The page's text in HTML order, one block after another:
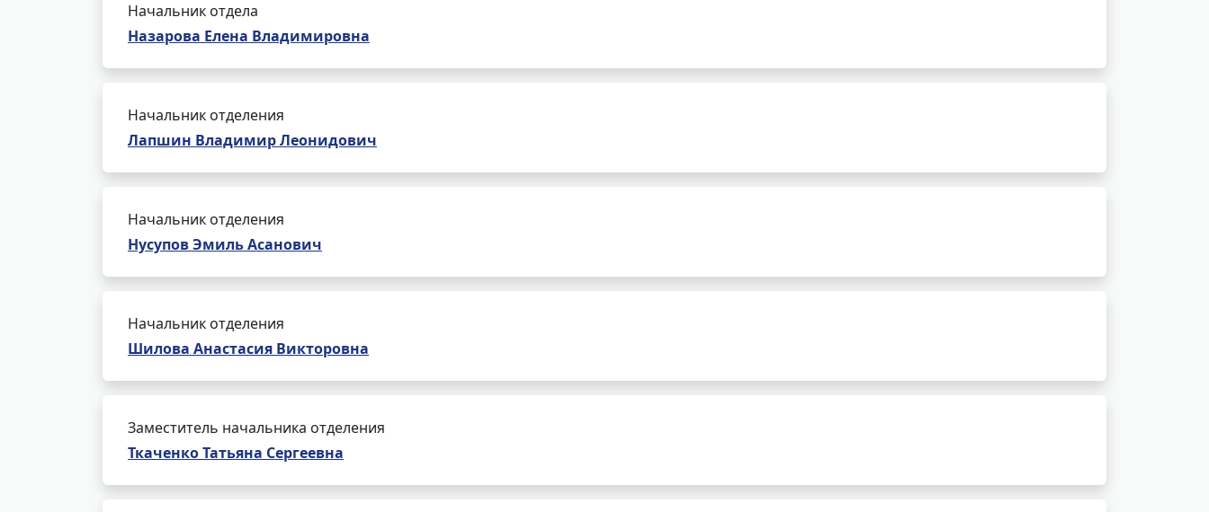
Начальник отдела
Назарова Елена Владимировна
Начальник отделения
Лапшин Владимир Леонидович
Начальник отделения
Нусупов Эмиль Асанович
Начальник отделения
Шилова Анастасия Викторовна
Заместитель начальника отделения
Ткаченко Татьяна Сергеевна